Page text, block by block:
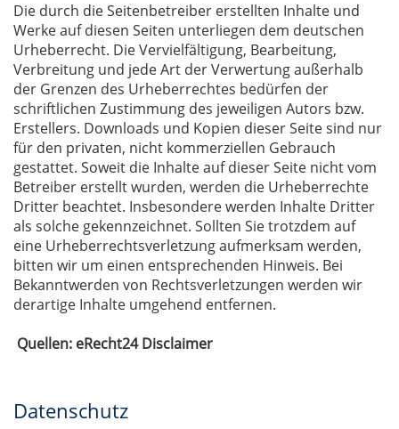
Die durch die Seitenbetreiber erstellten Inhalte und
Werke auf diesen Seiten unterliegen dem deutschen
Urheberrecht. Die Vervielfältigung, Bearbeitung,
Verbreitung und jede Art der Verwertung außerhalb
der Grenzen des Urheberrechtes bedürfen der
schriftlichen Zustimmung des jeweiligen Autors bzw.
Erstellers. Downloads und Kopien dieser Seite sind nur
für den privaten, nicht kommerziellen Gebrauch
gestattet. Soweit die Inhalte auf dieser Seite nicht vom
Betreiber erstellt wurden, werden die Urheberrechte
Dritter beachtet. Insbesondere werden Inhalte Dritter
als solche gekennzeichnet. Sollten Sie trotzdem auf
eine Urheberrechtsverletzung aufmerksam werden,
bitten wir um einen entsprechenden Hinweis. Bei
Bekanntwerden von Rechtsverletzungen werden wir
derartige Inhalte umgehend entfernen.
Quellen: eRecht24 Disclaimer
Datenschutz